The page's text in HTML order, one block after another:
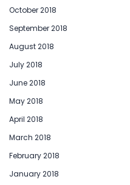
October 2018
September 2018
August 2018
July 2018
June 2018
May 2018
April 2018
March 2018
February 2018
January 2018